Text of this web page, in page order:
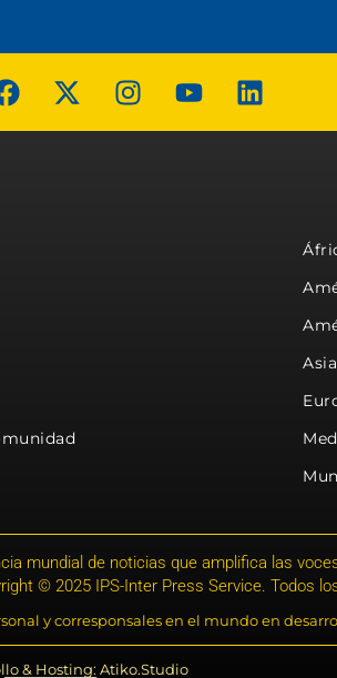
mundial de noticias que amplifica las
© 2025 IPS-Inter Press Service. Todos
y corresponsales en el mundo en
& Hosting: Atiko.Studio